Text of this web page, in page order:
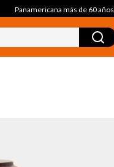
Panamericana más de 60 años